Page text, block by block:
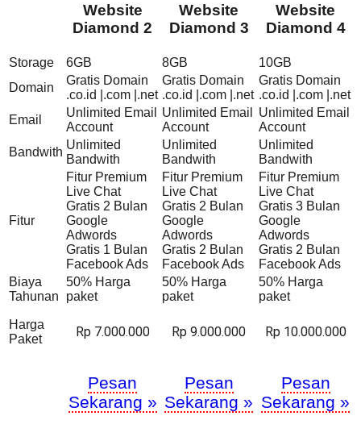
Website
Diamond 2
Website
Diamond 3
Website
Diamond 4
Storage 6GB 8GB
10GB
Domain
Gratis Domain
.co.id |.com |.net
Gratis Domain
.co.id |.com |.net
Gratis Domain
.co.id |.com |.net
Email
Unlimited Email
Account
Unlimited Email
Account
Unlimited Email
Account
Bandwith
Unlimited
Bandwith
Unlimited
Bandwith
Unlimited
Bandwith
Fitur
Fitur Premium
Live Chat
Gratis 2 Bulan
Google
Adwords
Gratis 1 Bulan
Facebook Ads
Fitur Premium
Live Chat
Gratis 2 Bulan
Google
Adwords
Gratis 2 Bulan
Facebook Ads
Fitur Premium
Live Chat
Gratis 3 Bulan
Google
Adwords
Gratis 2 Bulan
Facebook Ads
Biaya
Tahunan
50% Harga
paket
50% Harga
paket
50% Harga
paket
Harga
Paket
Rp 7.000.000 Rp 9.000.000 Rp 10.000.000
Pesan
Sekarang »
Pesan
Sekarang »
Pesan
Sekarang »